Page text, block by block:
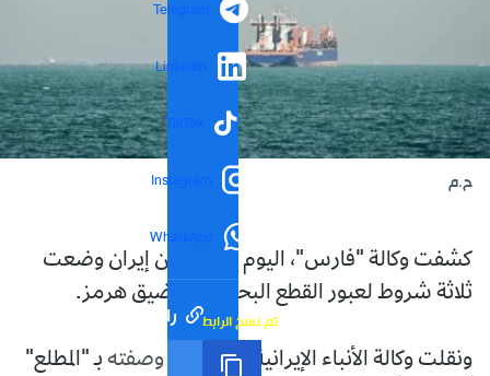
Telegram
LinkedIn
TikTok
Instagram
WhatsApp
رابط مختصر تم نسخ الرابط
ح.م
كشفت وكالة "فارس"، اليوم الجمعة، أن إيران وضعت
ثلاثة شروط لعبور القطع البحرية في مضيق هرمز.
ونقلت وكالة الأنباء الإيرانية عن مصدر وصفته بـ "المطلع"